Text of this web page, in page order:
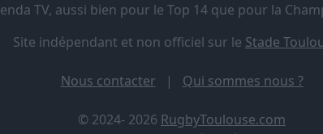
TV, aussi bien pour le Top 14 que pour la
Site indépendant et non officiel sur le Stade
Nous contacter | Qui sommes nous ?
© 2024- 2026 RugbyToulouse.com